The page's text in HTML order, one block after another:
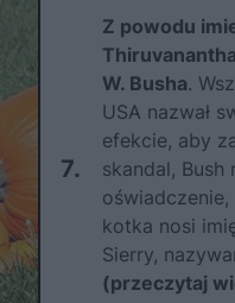
7.
Z powodu
W. Busha.
USA nazwał
efekcie, aby
skandal, Bush
kotka nosi
Sierry,
(przeczytaj